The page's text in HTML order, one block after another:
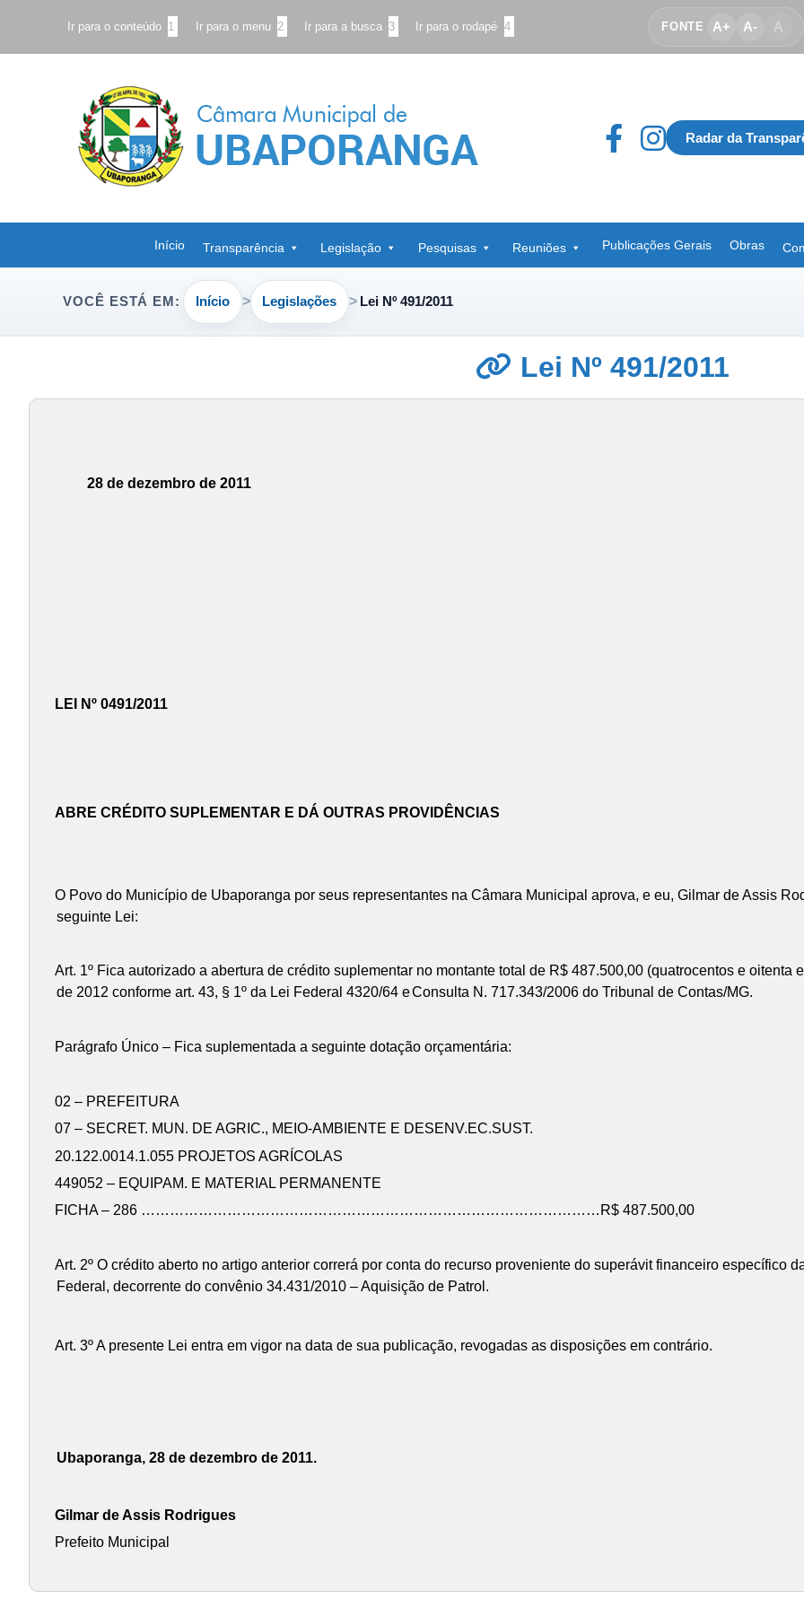
Ir para o conteúdo 1 Ir para o menu 2 Ir para a busca 3 Ir para o rodapé 4 FONTE A+ A- A
Radar da
Início Transparência Legislação Pesquisas Reuniões Publicações Gerais Obras
VOCÊ ESTÁ EM: Início Legislações Lei Nº 491/2011
Lei Nº 491/2011
28 de dezembro de 2011
LEI Nº 0491/2011
ABRE CRÉDITO SUPLEMENTAR E DÁ OUTRAS PROVIDÊNCIAS
O Povo do Município de Ubaporanga por seus representantes na Câmara Municipal aprova, e eu, Gilmar de Assis
seguinte Lei:
Art. 1º Fica autorizado a abertura de crédito suplementar no montante total de R$ 487.500,00 (quatrocentos e
de 2012 conforme art. 43, § 1º da Lei Federal 4320/64 eConsulta N. 717.343/2006 do Tribunal de Contas/MG.
Parágrafo Único – Fica suplementada a seguinte dotação orçamentária:
02 – PREFEITURA
07 – SECRET. MUN. DE AGRIC., MEIO-AMBIENTE E DESENV.EC.SUST.
20.122.0014.1.055 PROJETOS AGRÍCOLAS
449052 – EQUIPAM. E MATERIAL PERMANENTE
FICHA – 286 ……………………………………………………………………………………R$ 487.500,00
Art. 2º O crédito aberto no artigo anterior correrá por conta do recurso proveniente do superávit financeiro específico
Federal, decorrente do convênio 34.431/2010 – Aquisição de Patrol.
Art. 3º A presente Lei entra em vigor na data de sua publicação, revogadas as disposições em contrário.
Ubaporanga, 28 de dezembro de 2011.
Gilmar de Assis Rodrigues
Prefeito Municipal